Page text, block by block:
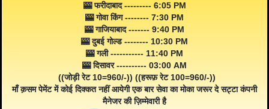
🎰 फरीदाबाद --------- 6:05 PM
🎰 गोवा किंग -------- 7:30 PM
🎰 गाजियाबाद ------- 9:40 PM
🎰 दुबई गोल्ड -------- 10:30 PM
🎰 गली ----------- 11:40 PM
🎰 दिसावर ---------- 03:00 AM
((जोड़ी रेट 10=960/-)) ((हरूफ़ रेट 100=960/-))
माँ क़सम पेमेंट में कोई दिक्कत नहीं आयेगी एक बार सेवा का मोका जरूर दे सट्टा कंपनी
मैनेजर की ज़िम्मेवारी है